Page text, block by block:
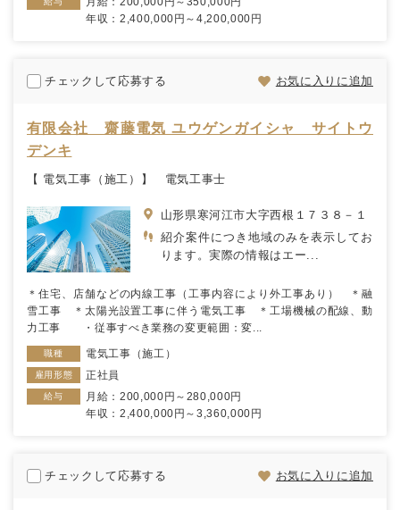
年収：2,400,000円～4,200,000円
チェックして応募する お気に入りに追加
有限会社 齋藤電気 ユウゲンガイシャ サイトウ
デンキ
【 電気工事（施工）】 電気工事士
山形県寒河江市大字西根１７３８－１
紹介案件につき地域のみを表示してお
ります。実際の情報はエー...
＊住宅、店舗などの内線工事（工事内容により外工事あり） ＊融
雪工事 ＊太陽光設置工事に伴う電気工事 ＊工場機械の配線、動
力工事 ・従事すべき業務の変更範囲：変...
職種 電気工事（施工）
雇用形態 正社員
給与
月給：200,000円～280,000円
年収：2,400,000円～3,360,000円
チェックして応募する お気に入りに追加